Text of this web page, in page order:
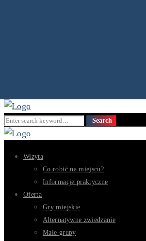
Search
for:
Search
Wizyta
Co robić na miejscu?
Informacje praktyczne
Oferta
Gry miejskie
Alternatywne zwiedzanie
Małe grupy